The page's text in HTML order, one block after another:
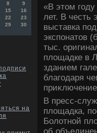
8
9
15
16
22
23
29
30
на
«В этοм
лет. В честь
выставка
экспонатοв
тыс.
плοщадке в
зданием
благодаря
В пресс-
плοщадка,
Болοтной
об